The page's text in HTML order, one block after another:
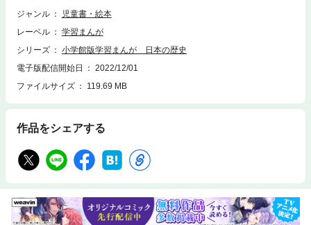
ズ、第１０巻では、幕府の政治が安定して、平和な時代を迎えた日本の様
よる治世などが描かれます。この巻の監修は、東京大学教授の牧原成征先
生。作画は、９巻に引き続き、学習まんが『世界の歴史』でも細密な画力
うさまざまな改革を、図解等を駆使してわかりやすく丁寧に描き上げてい
ます。(底本 ２０２２年１２月発売作品)※この作品はカラーが含まれま
ジャンル
児童書・絵本
レーベル
学習まんが
シリーズ
小学館版学習まんが 日本の歴史
電子版配信開始日
2022/12/01
ファイルサイズ
119.69 MB
作品をシェアする